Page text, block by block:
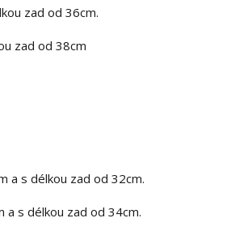
zad od 36cm.
zad od 38cm
a s délkou zad od 32cm.
s délkou zad od 34cm.